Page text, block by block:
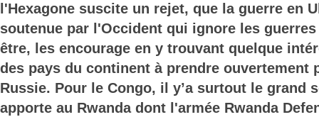
l'Hexagone suscite un rejet, que la guerre en
soutenue par l'Occident qui ignore les
être, les encourage en y trouvant quelque
des pays du continent à prendre ouvertement
Russie. Pour le Congo, il y’a surtout le grand
apporte au Rwanda dont l'armée Rwanda